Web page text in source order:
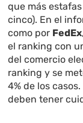
que más
cinco). En el
como por FedEx
el ranking con
del comercio
ranking y se
4% de los
deben tener